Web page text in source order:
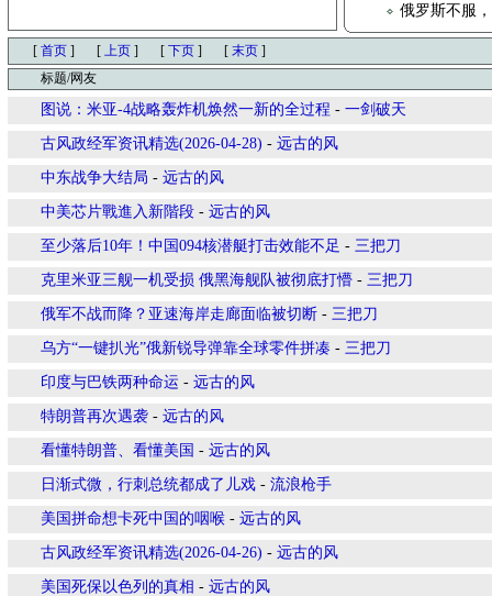
俄罗斯不服
[ 首页 ] [ 上页 ] [ 下页 ] [ 末页 ]
标题/网友
图说：米亚-4战略轰炸机焕然一新的全过程 - 一剑破天
古风政经军资讯精选(2026-04-28) - 远古的风
中东战争大结局 - 远古的风
中美芯片戰進入新階段 - 远古的风
至少落后10年！中国094核潜艇打击效能不足 - 三把刀
克里米亚三舰一机受损 俄黑海舰队被彻底打懵 - 三把刀
俄军不战而降？亚速海岸走廊面临被切断 - 三把刀
乌方“一键扒光”俄新锐导弹靠全球零件拼凑 - 三把刀
印度与巴铁两种命运 - 远古的风
特朗普再次遇袭 - 远古的风
看懂特朗普、看懂美国 - 远古的风
日渐式微，行刺总统都成了儿戏 - 流浪枪手
美国拼命想卡死中国的咽喉 - 远古的风
古风政经军资讯精选(2026-04-26) - 远古的风
美国死保以色列的真相 - 远古的风